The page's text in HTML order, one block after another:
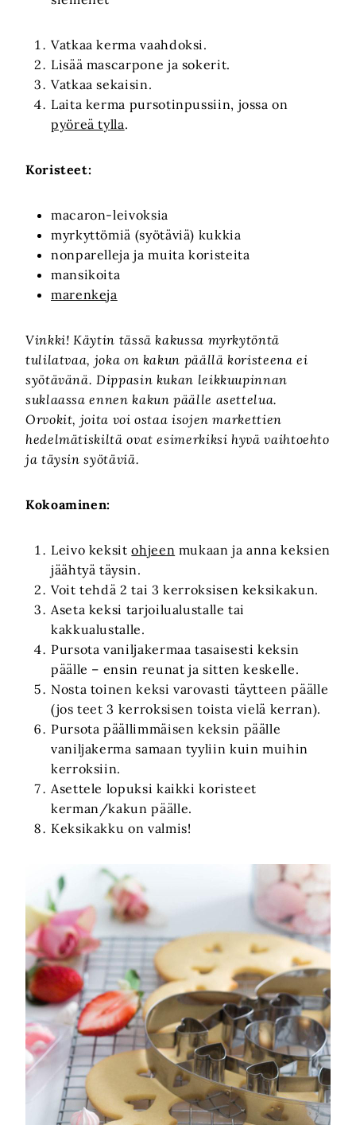
Vatkaa kerma vaahdoksi.
Lisää mascarpone ja sokerit.
Vatkaa sekaisin.
Laita kerma pursotinpussiin, jossa on
pyöreä tylla.
Koristeet:
macaron-leivoksia
myrkyttömiä (syötäviä) kukkia
nonparelleja ja muita koristeita
mansikoita
marenkeja
Vinkki! Käytin tässä kakussa myrkytöntä
tulilatvaa, joka on kakun päällä koristeena ei
syötävänä. Dippasin kukan leikkuupinnan
suklaassa ennen kakun päälle asettelua.
Orvokit, joita voi ostaa isojen markettien
hedelmätiskiltä ovat esimerkiksi hyvä vaihtoehto
ja täysin syötäviä.
Kokoaminen:
Leivo keksitohjeen mukaan ja anna keksien
jäähtyä täysin.
Voit tehdä 2 tai 3 kerroksisen keksikakun.
Aseta keksi tarjoilualustalle tai
kakkualustalle.
Pursota vaniljakermaa tasaisesti keksin
päälle – ensin reunat ja sitten keskelle.
Nosta toinen keksi varovasti täytteen päälle
(jos teet 3 kerroksisen toista vielä kerran).
Pursota päällimmäisen keksin päälle
vaniljakerma samaan tyyliin kuin muihin
kerroksiin.
Asettele lopuksi kaikki koristeet
kerman/kakun päälle.
Keksikakku on valmis!